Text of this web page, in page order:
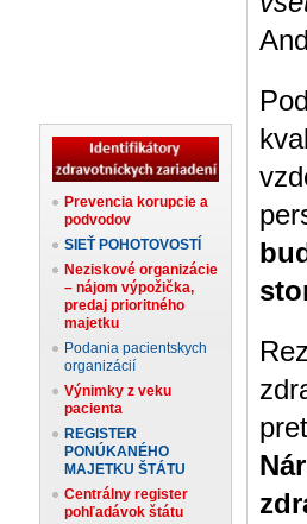
Prevencia korupcie a
podvodov
SIEŤ POHOTOVOSTÍ
Neziskové organizácie
– nájom výpožička,
predaj prioritného
majetku
Podania pacientskych
organizácií
Výnimky z veku
pacienta
REGISTER
PONÚKANÉHO
MAJETKU ŠTÁTU
Centrálny register
pohľadávok štátu